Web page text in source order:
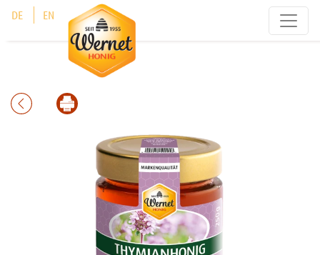
DE EN
Cookie-Einstellungen